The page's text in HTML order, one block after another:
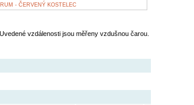
- ČERVENÝ KOSTELEC
Uvedené vzdálenosti jsou měřeny vzdušnou čarou.